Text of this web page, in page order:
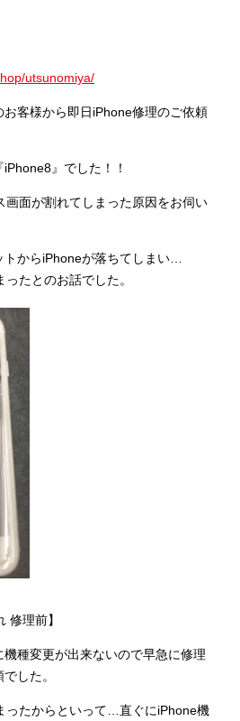
utsunomiya/
客様から即日iPhone修理のご依頼
』でした！！
画面が割れてしまった原因をお伺い
からiPhoneが落ちてしまい…
たとのお話でした。
修理前】
種変更が出来ないので早急に修理
した。
ったからといって…直ぐにiPhone機